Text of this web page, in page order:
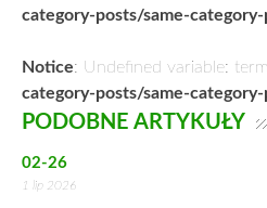
category-posts/same-
Notice: Undefined variable:
category-posts/same-
PODOBNE ARTYKUŁY
02-26
1 lip 2026